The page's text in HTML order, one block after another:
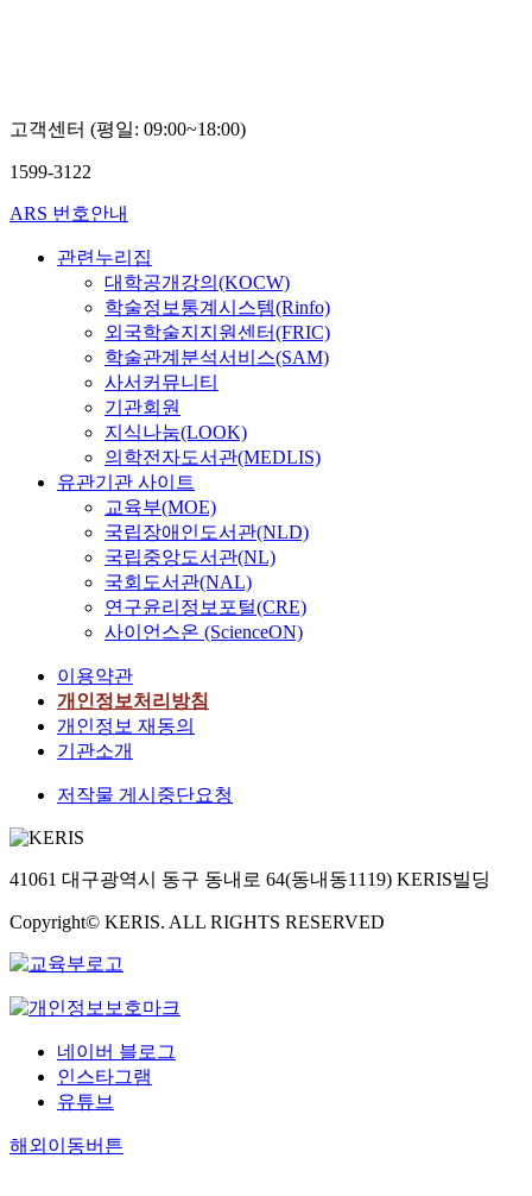
고객센터 (평일: 09:00~18:00)
1599-3122
ARS 번호안내
관련누리집
대학공개강의(KOCW)
학술정보통계시스템(Rinfo)
외국학술지지원센터(FRIC)
학술관계분석서비스(SAM)
사서커뮤니티
기관회원
지식나눔(LOOK)
의학전자도서관(MEDLIS)
유관기관 사이트
교육부(MOE)
국립장애인도서관(NLD)
국립중앙도서관(NL)
국회도서관(NAL)
연구윤리정보포털(CRE)
사이언스온 (ScienceON)
이용약관
개인정보처리방침
개인정보 재동의
기관소개
저작물 게시중단요청
41061 대구광역시 동구 동내로 64(동내동1119) KERIS빌딩
Copyright© KERIS. ALL RIGHTS RESERVED
네이버 블로그
인스타그램
유튜브
해외이동버튼